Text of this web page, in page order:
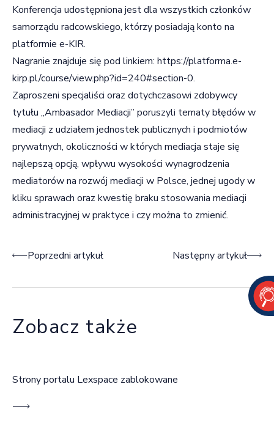
Konferencja udostępniona jest dla wszystkich członków
samorządu radcowskiego, którzy posiadają konto na
platformie e-KIR.
Nagranie znajduje się pod linkiem: https://platforma.e-
kirp.pl/course/view.php?id=240#section-0.
Zaproszeni specjaliści oraz dotychczasowi zdobywcy
tytułu „Ambasador Mediacji” poruszyli tematy błędów w
mediacji z udziałem jednostek publicznych i podmiotów
prywatnych, okoliczności w których mediacja staje się
najlepszą opcją, wpływu wysokości wynagrodzenia
mediatorów na rozwój mediacji w Polsce, jednej ugody w
kliku sprawach oraz kwestię braku stosowania mediacji
administracyjnej w praktyce i czy można to zmienić.
Nawigacja wpisu
Poprzedni artykuł Następny artykuł
Zobacz także
Strony portalu Lexspace zablokowane